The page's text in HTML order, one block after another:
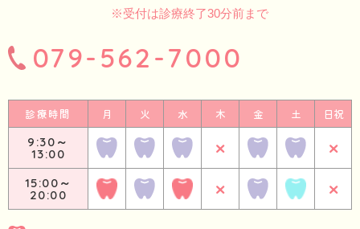
※受付は診療終了30分前まで
079-562-7000
診療時間 月 火 水 木 金 土
日祝
9:30～
13:00 × ×
15:00～
20:00 × ×